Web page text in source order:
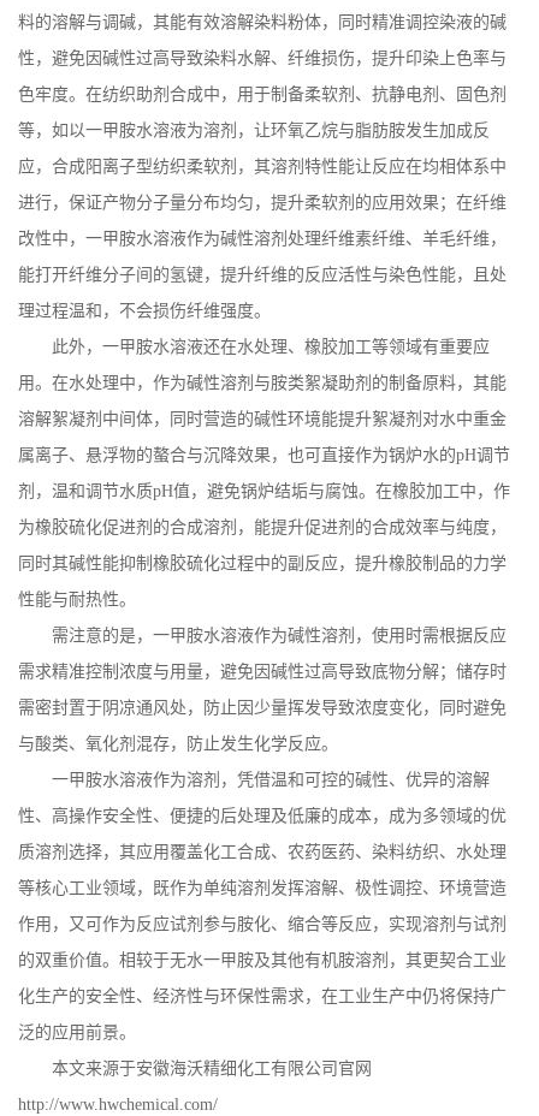
料的溶解与调碱，其能有效溶解染料粉体，同时精准调控染液的碱
性，避免因碱性过高导致染料水解、纤维损伤，提升印染上色率与
色牢度。在纺织助剂合成中，用于制备柔软剂、抗静电剂、固色剂
等，如以一甲胺水溶液为溶剂，让环氧乙烷与脂肪胺发生加成反
应，合成阳离子型纺织柔软剂，其溶剂特性能让反应在均相体系中
进行，保证产物分子量分布均匀，提升柔软剂的应用效果；在纤维
改性中，一甲胺水溶液作为碱性溶剂处理纤维素纤维、羊毛纤维，
能打开纤维分子间的氢键，提升纤维的反应活性与染色性能，且处
理过程温和，不会损伤纤维强度。
此外，一甲胺水溶液还在水处理、橡胶加工等领域有重要应
用。在水处理中，作为碱性溶剂与胺类絮凝助剂的制备原料，其能
溶解絮凝剂中间体，同时营造的碱性环境能提升絮凝剂对水中重金
属离子、悬浮物的螯合与沉降效果，也可直接作为锅炉水的pH调节
剂，温和调节水质pH值，避免锅炉结垢与腐蚀。在橡胶加工中，作
为橡胶硫化促进剂的合成溶剂，能提升促进剂的合成效率与纯度，
同时其碱性能抑制橡胶硫化过程中的副反应，提升橡胶制品的力学
性能与耐热性。
需注意的是，一甲胺水溶液作为碱性溶剂，使用时需根据反应
需求精准控制浓度与用量，避免因碱性过高导致底物分解；储存时
需密封置于阴凉通风处，防止因少量挥发导致浓度变化，同时避免
与酸类、氧化剂混存，防止发生化学反应。
一甲胺水溶液作为溶剂，凭借温和可控的碱性、优异的溶解
性、高操作安全性、便捷的后处理及低廉的成本，成为多领域的优
质溶剂选择，其应用覆盖化工合成、农药医药、染料纺织、水处理
等核心工业领域，既作为单纯溶剂发挥溶解、极性调控、环境营造
作用，又可作为反应试剂参与胺化、缩合等反应，实现溶剂与试剂
的双重价值。相较于无水一甲胺及其他有机胺溶剂，其更契合工业
化生产的安全性、经济性与环保性需求，在工业生产中仍将保持广
泛的应用前景。
本文来源于安徽海沃精细化工有限公司官网
http://www.hwchemical.com/